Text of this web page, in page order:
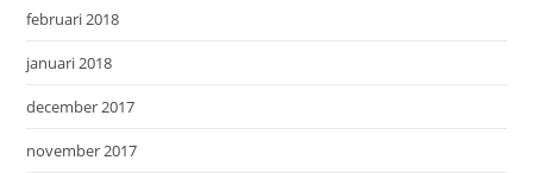
februari 2018
januari 2018
december 2017
november 2017